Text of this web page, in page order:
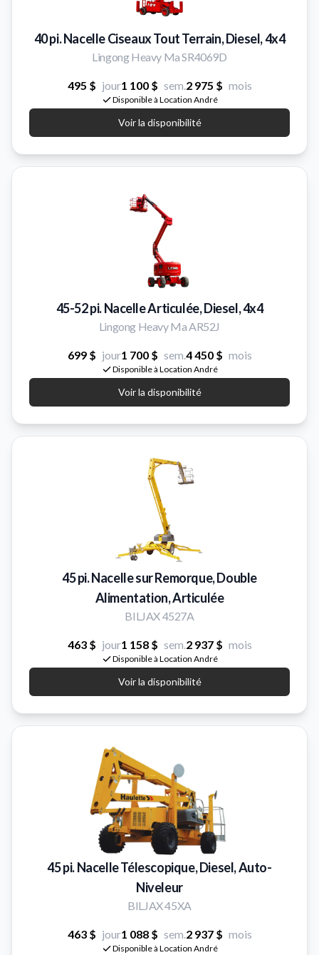
40 pi. Nacelle Ciseaux Tout Terrain, Diesel, 4x4
Lingong Heavy Ma SR4069D
495 $ jour1 100 $ sem.2 975 $ mois
Disponible à Location André
Voir la disponibilité
45-52 pi. Nacelle Articulée, Diesel, 4x4
Lingong Heavy Ma AR52J
699 $ jour1 700 $ sem.4 450 $ mois
Disponible à Location André
Voir la disponibilité
45 pi. Nacelle sur Remorque, Double
Alimentation, Articulée
BILJAX 4527A
463 $ jour1 158 $ sem.2 937 $ mois
Disponible à Location André
Voir la disponibilité
45 pi. Nacelle Télescopique, Diesel, Auto-
Niveleur
BILJAX 45XA
463 $ jour1 088 $ sem.2 937 $ mois
Disponible à Location André